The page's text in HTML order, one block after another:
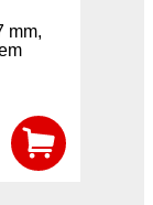
mm,